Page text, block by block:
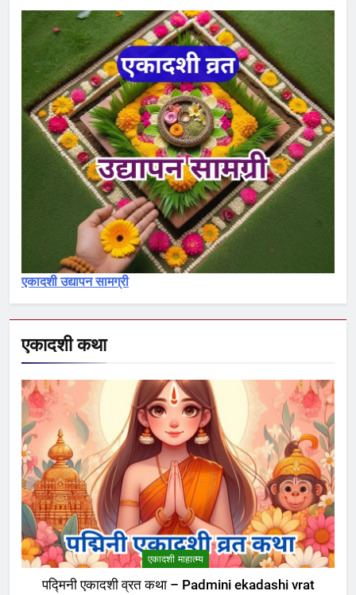
ekadashi vrat katha
एकादशी माहात्म्य
देवोत्थान एकादशी व्रत कथा –
Devotthana ekadashi vrat katha
एकादशी माहात्म्य
रमा एकादशी व्रत कथा – Rama
ekadashi vrat katha
एकादशी माहात्म्य
5
6
इंदिरा एकादशी व्रत कथा – Indira
ekadashi vrat katha in hindi
एकादशी माहात्म्य
7
जयंती एकादशी व्रत कथा – Jayanti
ekadashi vrat katha in hindi
एकादशी माहात्म्य
एकादशी उद्यापन सामग्री
एकादशी कथा
एकादशी माहात्म्य
पद्मिनी एकादशी व्रत कथा – Padmini ekadashi vrat